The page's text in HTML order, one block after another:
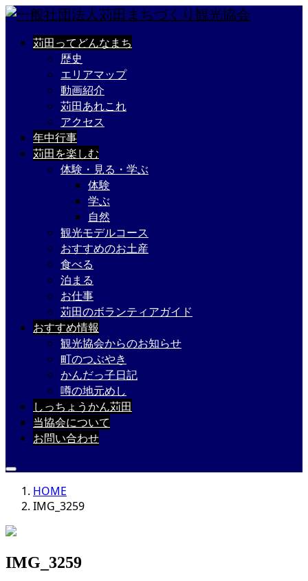
苅田ってどんなまち
歴史
エリアマップ
動画紹介
苅田あれこれ
アクセス
年中行事
苅田を楽しむ
体験・見る・学ぶ
体験
学ぶ
自然
観光モデルコース
おすすめのお土産
食べる
泊まる
お仕事
苅田のボランティアガイド
おすすめ情報
観光協会からのお知らせ
町のつぶやき
かんだっ子日記
噂の地元めし
しっちょうかん苅田
当協会について
お問い合わせ
HOME
IMG_3259
IMG_3259